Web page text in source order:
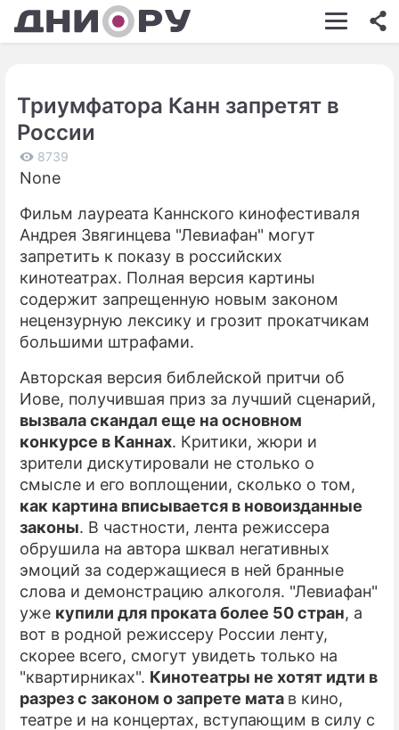
ШОУ-БИЗНЕС
КИНО
ЭКОНОМИКА
ПРОИСШЕСТВИЯ
СОННИК
СТИЛЬ ЖИЗНИ
ИГРЫ
О ПРОЕКТЕ
Триумфатора Канн запретят в
России
8739
None
Фильм лауреата Каннского кинофестиваля
Андрея Звягинцева "Левиафан" могут
запретить к показу в российских
кинотеатрах. Полная версия картины
содержит запрещенную новым законом
нецензурную лексику и грозит прокатчикам
большими штрафами.
Авторская версия библейской притчи об
Иове, получившая приз за лучший сценарий,
вызвала скандал еще на основном
конкурсе в Каннах. Критики, жюри и
зрители дискутировали не столько о
смысле и его воплощении, сколько о том,
как картина вписывается в новоизданные
законы. В частности, лента режиссера
обрушила на автора шквал негативных
эмоций за содержащиеся в ней бранные
слова и демонстрацию алкоголя. "Левиафан"
уже купили для проката более 50 стран, а
вот в родной режиссеру России ленту,
скорее всего, смогут увидеть только на
"квартирниках". Кинотеатры не хотят идти в
разрез с законом о запрете мата в кино,
театре и на концертах, вступающим в силу с